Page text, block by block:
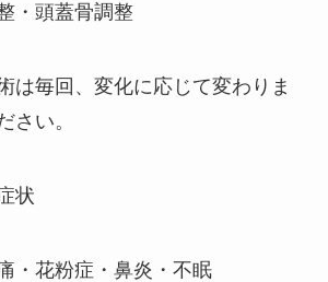
・頭蓋骨調整
は毎回、変化に応じて変わりま
さい。
状
・花粉症・鼻炎・不眠